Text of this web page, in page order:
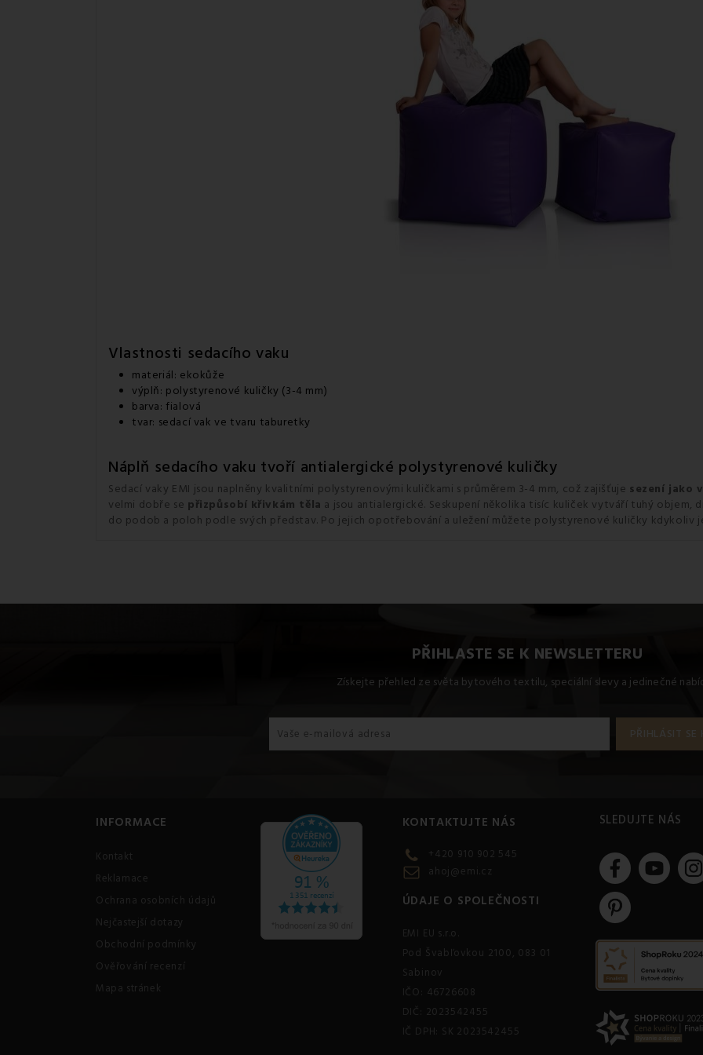
Vlastnosti sedacího vaku
materiál: ekokůže
výplň: polystyrenové kuličky (3-4 mm)
barva: fialová
tvar: sedací vak ve tvaru taburetky
Náplň sedacího vaku tvoří antialergické polystyrenové kuličky
Sedací vaky EMI jsou naplněny kvalitními polystyrenovými kuličkami s průměrem 3-4 mm, což zajišťuje sezení jako
velmi dobře se přizpůsobí křivkám těla a jsou antialergické. Seskupení několika tisíc kuliček vytváří tuhý
do podob a poloh podle svých představ. Po jejich opotřebování a uležení můžete polystyrenové kuličky kdykoliv
PŘIHLASTE SE K NEWSLETTERU
Získejte přehled ze světa bytového textilu, speciální slevy a jedinečné
INFORMACE
Kontakt
Reklamace
Ochrana osobních údajů
Nejčastejší dotazy
Obchodní podmínky
Ověřování recenzí
Mapa stránek
KONTAKTUJTE NÁS
+420 910 902 545
ahoj@emi.cz
ÚDAJE O SPOLEČNOSTI
EMI EU s.r.o.
Pod Švabľovkou 2100, 083 01
Sabinov
IČO: 46726608
DIČ: 2023542455
IČ DPH: SK 2023542455
SLEDUJTE NÁS